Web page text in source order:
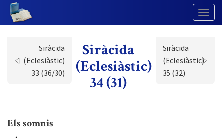
Siràcida
(Eclesiàstic)
33 (36/30)
Siràcida
(Eclesiàstic)
34 (31)
Siràcida
(Eclesiàstic)
35 (32)
Els somnis